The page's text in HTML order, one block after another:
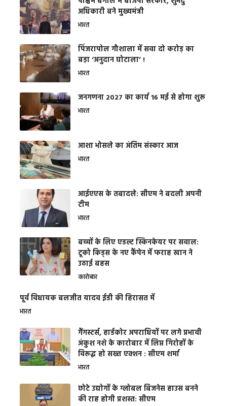
अधिकारी बने मुख्यमंत्री
भारत
​पिंजरापोल गौशाला में सवा दो करोड़ का
बड़ा ‘अनुदान घोटाला’ !
भारत
जनगणना 2027 का कार्य 16 मई से होगा शुरू
भारत
आशा भोसले का अंतिम संस्कार आज
भारत
आईएएस के तबादले: सीएम ने बदली अपनी
टीम
भारत
बच्चों के लिए एडल्ट स्किनकेयर पर सवाल:
टूको किड्स के नए कैंपेन में फराह खान ने
उठाई बहस
कारोबार
पूर्व विधायक बलजीत यादव ईडी की हिरासत में
भारत
गैंगस्टर्स, हार्डकोर अपराधियों पर लगे प्रभावी
अंकुश नशे के कारोबार में लिप्त गिरोहों के
विरूद्ध हो सख्त एक्शन : सीएम शर्मा
भारत
छोटे उद्योगों के ग्लोबल बिजनेस हाउस बनने
की राह होगी प्रशस्त: सीएम